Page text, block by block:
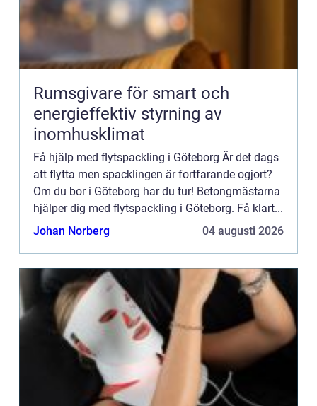
Rumsgivare för smart och
energieffektiv styrning av
inomhusklimat
Få hjälp med flytspackling i Göteborg Är det dags
att flytta men spacklingen är fortfarande ogjort?
Om du bor i Göteborg har du tur! Betongmästarna
hjälper dig med flytspackling i Göteborg. Få klart...
Johan Norberg
04 augusti 2026